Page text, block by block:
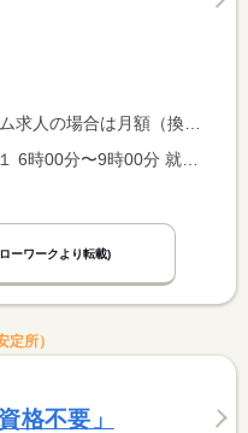
パート求人の場合は時間額を表示しています。
ーワークより転載)
所）
格不要」